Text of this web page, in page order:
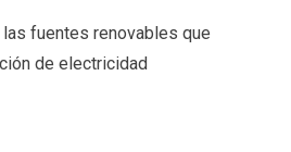
las fuentes renovables que
de electricidad